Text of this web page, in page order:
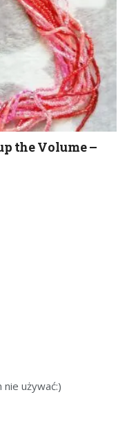
the Volume –
nie używać:)